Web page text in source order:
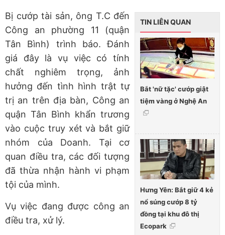
TIN LIÊN QUAN
Bắt 'nữ tặc' cướp giật
tiệm vàng ở Nghệ An
Hưng Yên: Bắt giữ 4 kẻ
nổ súng cướp 8 tỷ
đồng tại khu đô thị
Ecopark
Bị cướp tài sản, ông T.C đến
Công an phường 11 (quận
Tân Bình) trình báo. Đánh
giá đây là vụ việc có tính
chất nghiêm trọng, ảnh
hưởng đến tình hình trật tự
trị an trên địa bàn, Công an
quận Tân Bình khẩn trương
vào cuộc truy xét và bắt giữ
nhóm của Doanh. Tại cơ
quan điều tra, các đối tượng
đã thừa nhận hành vi phạm
tội của mình.
Vụ việc đang được công an
điều tra, xử lý.